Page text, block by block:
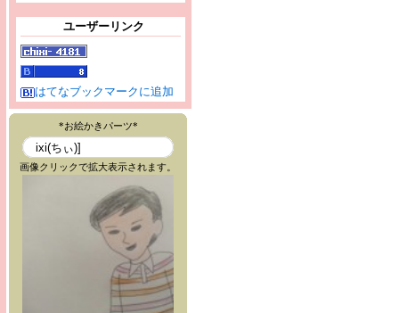
ユーザーリンク
はてなブックマークに追加